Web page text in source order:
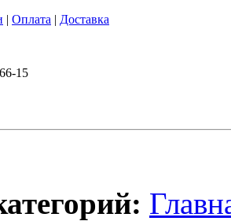
| Оплата | Доставка
15